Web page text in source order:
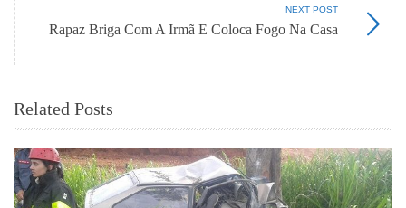
NEXT POST
Rapaz Briga Com A Irmã E Coloca Fogo Na Casa
Related Posts